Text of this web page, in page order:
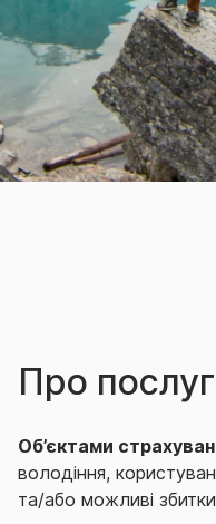
Про
Об’єктами
володіння,
та/або можливі